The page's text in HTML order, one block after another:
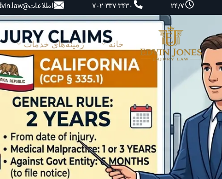
۲۴/۷ ۷۰۲-۳۳۷-۳۴۳۰ اطلاعات@edvin.law
خانه زمینه‌های خدمات